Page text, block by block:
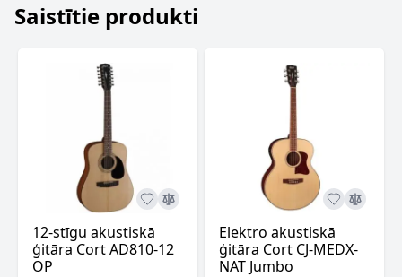
Saistītie produkti
12-stīgu akustiskā
ģitāra Cort AD810-12
OP
Elektro akustiskā
ģitāra Cort CJ-MEDX-
NAT Jumbo